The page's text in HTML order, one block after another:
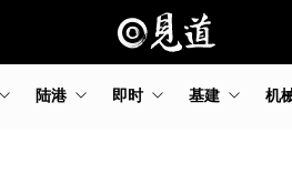
陆港 即时 基建 机